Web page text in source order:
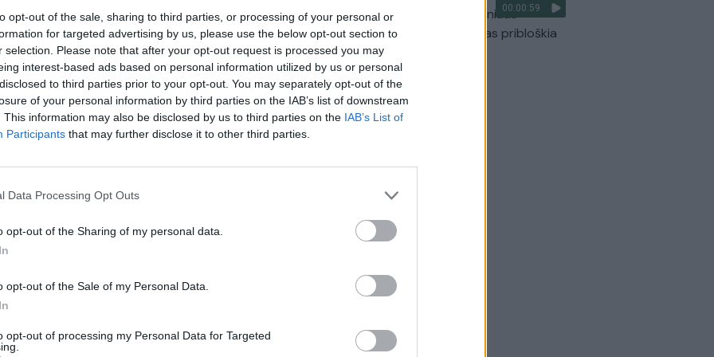
opt-out of the sale, sharing to third parties, or processing of your personal or
for targeted advertising by us, please use the below opt-out section to
selection. Please note that after your opt-out request is processed you may
interest-based ads based on personal information utilized by us or personal
to third parties prior to your opt-out. You may separately opt-out of the
of your personal information by third parties on the IAB’s list of downstream
This information may also be disclosed by us to third parties on the IAB’s List of
Participants that may further disclose it to other third parties.
Data Processing Opt Outs
opt-out of the Sharing of my personal data.
opt-out of the Sale of my Personal Data.
opt-out of processing my Personal Data for Targeted
jog abi žąsis nuo šiol gali būti laikomos
Meilė Gyvūnai
Prancūzijoje sustabdytas gaisro plitimas:
Žinios Pasaulis
00:01:00
Ispanija mėnesiui įvedė sienų kontrolę iš
00:00:59
Nufilmavo, kaip patvino Vilniaus
Vakarinis aplinkkelis: vaizdas pribloškia
Žinios